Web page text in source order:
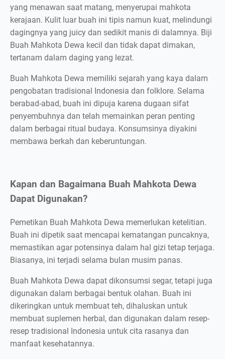
yang menawan saat matang, menyerupai mahkota
kerajaan. Kulit luar buah ini tipis namun kuat, melindungi
dagingnya yang juicy dan sedikit manis di dalamnya. Biji
Buah Mahkota Dewa kecil dan tidak dapat dimakan,
tertanam dalam daging yang lezat.
Buah Mahkota Dewa memiliki sejarah yang kaya dalam
pengobatan tradisional Indonesia dan folklore. Selama
berabad-abad, buah ini dipuja karena dugaan sifat
penyembuhnya dan telah memainkan peran penting
dalam berbagai ritual budaya. Konsumsinya diyakini
membawa berkah dan keberuntungan.
Kapan dan Bagaimana Buah Mahkota Dewa
Dapat Digunakan?
Pemetikan Buah Mahkota Dewa memerlukan ketelitian.
Buah ini dipetik saat mencapai kematangan puncaknya,
memastikan agar potensinya dalam hal gizi tetap terjaga.
Biasanya, ini terjadi selama bulan musim panas.
Buah Mahkota Dewa dapat dikonsumsi segar, tetapi juga
digunakan dalam berbagai bentuk olahan. Buah ini
dikeringkan untuk membuat teh, dihaluskan untuk
membuat suplemen herbal, dan digunakan dalam resep-
resep tradisional Indonesia untuk cita rasanya dan
manfaat kesehatannya.